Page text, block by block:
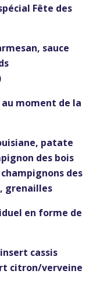
Fête des
sauce
moment de la
patate
des bois
des
grenailles
en forme de
cassis
citron/verveine